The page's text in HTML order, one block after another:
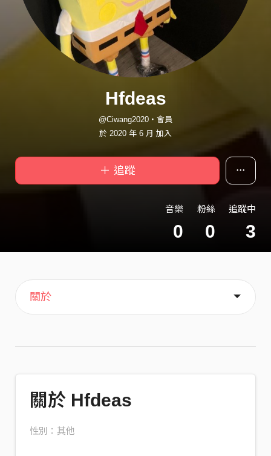
Hfdeas
@Ciwang2020・會員
於 2020 年 6 月 加入
＋ 追蹤
音樂
0
粉絲
0
追蹤中
3
主頁
喜歡
關於
關於 Hfdeas
性別：其他